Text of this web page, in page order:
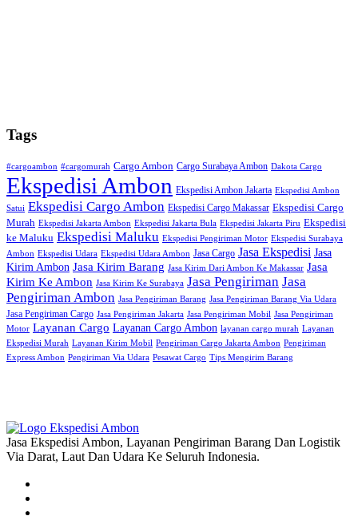
Tags
#cargoambon #cargomurah Cargo Ambon Cargo Surabaya Ambon Dakota Cargo
Ekspedisi Ambon Ekspedisi Ambon Jakarta Ekspedisi Ambon
Satui Ekspedisi Cargo Ambon Ekspedisi Cargo Makassar Ekspedisi Cargo
Murah Ekspedisi Jakarta Ambon Ekspedisi Jakarta Bula Ekspedisi Jakarta Piru Ekspedisi
ke Maluku Ekspedisi Maluku Ekspedisi Pengiriman Motor Ekspedisi Surabaya
Ambon Ekspedisi Udara Ekspedisi Udara Ambon Jasa Cargo Jasa Ekspedisi Jasa
Kirim Ambon Jasa Kirim Barang Jasa Kirim Dari Ambon Ke Makassar Jasa
Kirim Ke Ambon Jasa Kirim Ke Surabaya Jasa Pengiriman Jasa
Pengiriman Ambon Jasa Pengiriman Barang Jasa Pengiriman Barang Via Udara
Jasa Pengiriman Cargo Jasa Pengiriman Jakarta Jasa Pengiriman Mobil Jasa Pengiriman
Motor Layanan Cargo Layanan Cargo Ambon layanan cargo murah Layanan
Ekspedisi Murah Layanan Kirim Mobil Pengiriman Cargo Jakarta Ambon Pengiriman
Express Ambon Pengiriman Via Udara Pesawat Cargo Tips Mengirim Barang
Jasa Ekspedisi Ambon, Layanan Pengiriman Barang Dan Logistik
Via Darat, Laut Dan Udara Ke Seluruh Indonesia.